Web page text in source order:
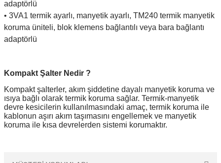
adaptörlü
• 3VA1 termik ayarlı, manyetik ayarlı, TM240 termik manyetik
koruma üniteli, blok klemens bağlantılı veya bara bağlantı
adaptörlü
Kompakt Şalter Nedir ?
Kompakt şalterler, akım şiddetine dayalı manyetik koruma ve
ısıya bağlı olarak termik koruma sağlar. Termik-manyetik
devre kesicilerin kullanılmasındaki amaç, termik koruma ile
kablonun aşırı akım taşımasını engellemek ve manyetik
koruma ile kısa devrelerden sistemi korumaktır.